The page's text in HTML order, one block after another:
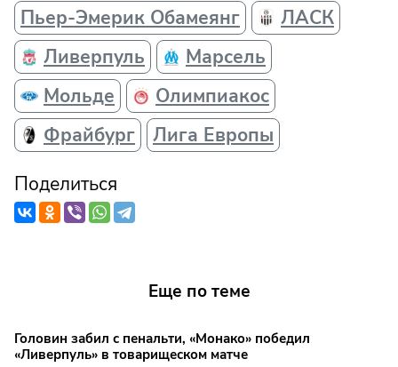
Пьер-Эмерик Обамеянг
ЛАСК
Ливерпуль
Марсель
Мольде
Олимпиакос
Фрайбург
Лига Европы
Поделиться
Еще по теме
Головин забил с пенальти, «Монако» победил
«Ливерпуль» в товарищеском матче